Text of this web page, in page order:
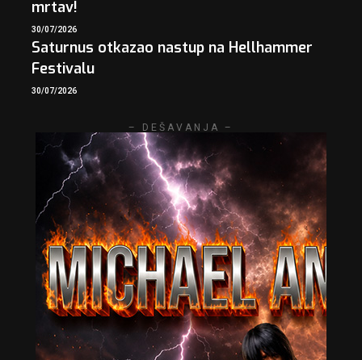
mrtav!
30/07/2026
Saturnus otkazao nastup na Hellhammer
Festivalu
30/07/2026
– DEŠAVANJA –